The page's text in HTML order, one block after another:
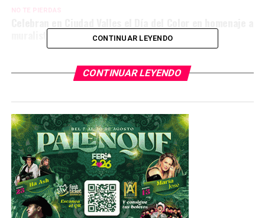
NO TE PIERDAS
muralista asesinadoCONTINUAR LEYENDO
CONTINUAR LEYENDO